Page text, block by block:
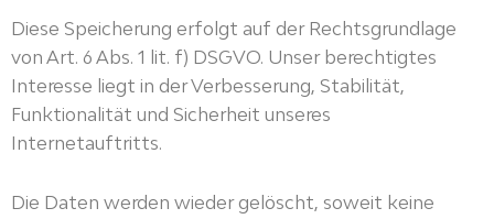
Diese Speicherung erfolgt auf der Rechtsgrundlage
von Art. 6 Abs. 1 lit. f) DSGVO. Unser berechtigtes
Interesse liegt in der Verbesserung, Stabilität,
Funktionalität und Sicherheit unseres
Internetauftritts.
Die Daten werden wieder gelöscht, soweit keine